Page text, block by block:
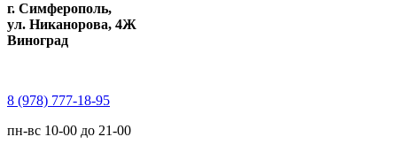
г. Симферополь,
ул. Никанорова, 4Ж
Виноград
8 (978) 777-18-95
пн-вс 10-00 до 21-00